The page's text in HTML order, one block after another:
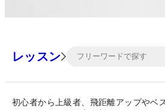
レッスン
初心者から上級者、飛距離アップやベ